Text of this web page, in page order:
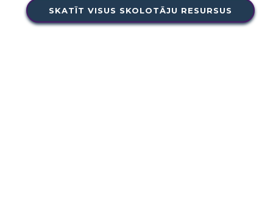
SKATĪT VISUS SKOLOTĀJU RESURSUS